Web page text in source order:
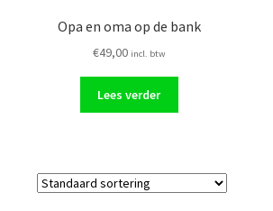
Opa en oma op de bank
€49,00 incl. btw
Lees verder